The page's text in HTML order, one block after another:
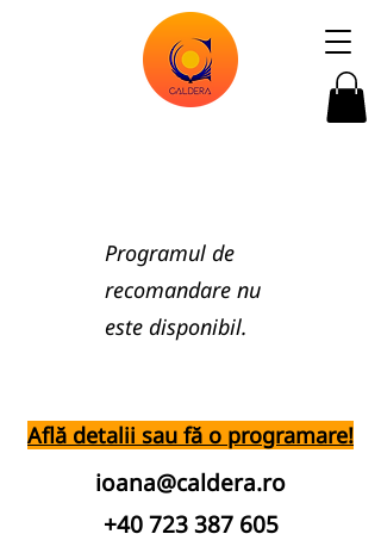
Programul de
recomandare nu
este disponibil.
Află detalii sau fă o programare!
ioana@caldera.ro
+40 723 387 605